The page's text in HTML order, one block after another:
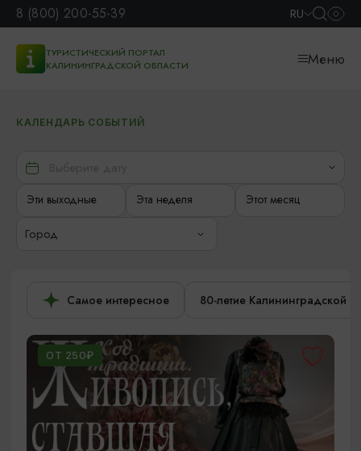
8 (800) 200-55-39 RU
ТУРИСТИЧЕСКИЙ ПОРТАЛ
КАЛИНИНГРАДСКОЙ ОБЛАСТИ
Меню
КАЛЕНДАРЬ СОБЫТИЙ
Эти выходные Эта неделя Этот месяц
Город
Самое интересное 80-летие Калининградской
ОТ 250₽